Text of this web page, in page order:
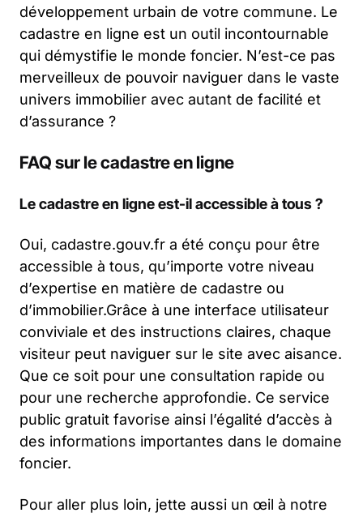
développement urbain de votre commune. Le
cadastre en ligne est un outil incontournable
qui démystifie le monde foncier. N’est-ce pas
merveilleux de pouvoir naviguer dans le vaste
univers immobilier avec autant de facilité et
d’assurance ?
FAQ sur le cadastre en ligne
Le cadastre en ligne est-il accessible à tous ?
Oui, cadastre.gouv.fr a été conçu pour être
accessible à tous, qu’importe votre niveau
d’expertise en matière de cadastre ou
d’immobilier.Grâce à une interface utilisateur
conviviale et des instructions claires, chaque
visiteur peut naviguer sur le site avec aisance.
Que ce soit pour une consultation rapide ou
pour une recherche approfondie. Ce service
public gratuit favorise ainsi l’égalité d’accès à
des informations importantes dans le domaine
foncier.
Pour aller plus loin, jette aussi un œil à notre